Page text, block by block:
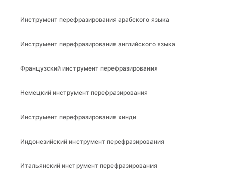
Инструмент перефразирования арабского языка
Инструмент перефразирования английского языка
Французский инструмент перефразирования
Немецкий инструмент перефразирования
Инструмент перефразирования хинди
Индонезийский инструмент перефразирования
Итальянский инструмент перефразирования